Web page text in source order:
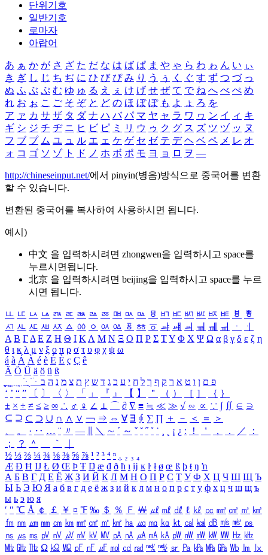
단위기호
일반기호
로마자
아랍어
あ ぁ か が さ ざ た だ な は ば ぱ ま や ゃ ら わ ゎ ん い ぃ
き ぎ し じ ち ぢ に ひ び ぴ み り う ぅ く ぐ す ず つ づ っ
ぬ ふ ぶ ぷ む ゆ ゅ る え ぇ け げ せ ぜ て で ね へ べ ぺ め
れ お ぉ こ ご そ ぞ と ど の ほ ぼ ぽ も よ ょ ろ を
ア ァ カ サ ザ タ ダ ナ ハ バ パ マ ヤ ャ ラ ワ ヮ ン イ ィ キ
ギ シ ジ チ ヂ ニ ヒ ビ ピ ミ リ ウ ゥ ク グ ス ズ ツ ヅ ッ ヌ
フ ブ プ ム ユ ュ ル エ ェ ケ ゲ セ ゼ テ デ ヘ ベ ペ メ レ オ
ォ コ ゴ ソ ゾ ト ド ノ ホ ボ ポ モ ヨ ョ ロ ヲ ―
http://chineseinput.net/에서 pinyin(병음)방식으로 중국어를 변환
할 수 있습니다.
변환된 중국어를 복사하여 사용하시면 됩니다.
예시)
中文 을 입력하시려면 zhongwen을 입력하시고 space를
누르시면됩니다.
北京 을 입력하시려면 beijing을 입력하시고 space를 누르
시면 됩니다.
ㅥ ㅦ ㅧ ㅨ ㅩ ㅪ ㅫ ㅬ ㅭ ㅮ ㅯ ㅰ ㅱ ㅲ ㅳ ㅴ ㅵ ㅶ ㅷ ㅸ
ㅹ
ㅺ ㅻ ㅼ ㅽ ㅾ ㅿ ㆀ ㆁ ㆂ ㆃ ㆄ ㆅ ㆆ ㆇ ㆈ ㆉ ㆊ ㆋ ㆌ ㆍ
ㆎ
Α Β ΓΔ Ε Ζ Η Θ Ι ΚΛ Μ Ν Ξ Ο Π Ρ Σ ΤΥ Φ Χ Ψ Ω α β γ δ ε ζ η
θ ι κ λ μ ν ξ ο π ρ σ τ υ φ χ ψ ω
á à Á À é è É È ç Ç ê
Ä Ö Ü ä ö ü ß
ִֶֹ ֻּ ׁׂ פ ם ן ו ט א ר ק ף ך ל ח י ע כ ג ד ש ץ ת צ מ נ ה ב
‘ ’ “ ” 〔 〕 〈 〉 「 」 『 』 【 】 ＂ （ ） ［ ］ ｛ ｝
± × ÷ ≠ ≤ ≥ ∞ ∴ ♂ ♀ ∠ ⊥ ⌒ ∂ ∇ ≡ ≒ ≪ ≫ √ ∽ ∝ ∵ ∫ ∬ ∈ ∋
⊆ ⊇ ⊂ ⊃ ∪ ∩ ∧ ∨ ￢ ⇒ ⇔ ∀ ∃ ∮ ∑ ∏ ＋ － ＜ ＝
＞
、
。 · ‥ … ¨ 〃 ― ＼ ∼ ´ ～ ˇ ˘ ˝ ˚ ˙ ¸ ¡ ¿ ː ！ ＇ ， ． ／
：
；
？ ＾ ｀
½ ⅓ ⅔ ¼ ¾ ⅛ ⅜ ⅝ ⅞ ¹ ² ³ ⁴ ⁿ ₁ ₂ ₃ ₄
Æ Ð Ħ Ĳ Ł Ø Œ Þ Ŧ Ŋ æ đ ð ħ ı ĳ ĸ ŀ ł ø œ ß þ ŧ ŋ ŉ
А Б В Г Д Е Ё Ж З И Й К Л М Н О П Р С Т У Ф Х Ц Ч Ш Щ Ъ
Ы Ь Э Ю Я а б в г д е ё ж з и й к л м н о п р с т у ф х ц ч ш щ ъ
ы ь э ю я
′ ″ ℃ Å ￠ ￡ ￥ ¤ ℉ ‰ ＄ ％ Ｆ ￦ ㎕ ㎖ ㎗ ℓ ㎘ ㏄ ㎣ ㎤ ㎥ ㎦
㎙ ㎚ ㎛ ㎜ ㎝ ㎞ ㎟ ㎠ ㎡ ㎢ ㏊ ㎍ ㎎ ㎏ ㏏ ㎈ ㎉ ㏈ ㎧ ㎨ ㎰
㎱ ㎲ ㎳ ㎴ ㎵ ㎶ ㎷ ㎸ ㎹ ㎀ ㎁ ㎂ ㎃ ㎄ ㎺ ㎻ ㎽ ㎾ ㎿ ㎐ ㎑
㎒ ㎓ ㎔ Ω ㏀ ㏁ ㎊ ㎋ ㎌ ㏖ ㏅ ㎭ ㎮ ㎯ ㏛ ㎩ ㎪ ㎫ ㎬ ㏝ ㏐
㏓